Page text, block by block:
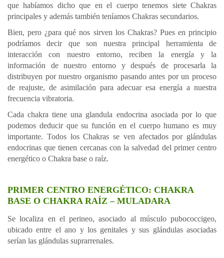
que habíamos dicho que en el cuerpo tenemos siete Chakras
principales y además también teníamos Chakras secundarios.
Bien, pero ¿para qué nos sirven los Chakras? Pues en principio
podríamos decir que son nuestra principal herramienta de
interacción con nuestro entorno, reciben la energía y la
información de nuestro entorno y después de procesarla la
distribuyen por nuestro organismo pasando antes por un proceso
de reajuste, de asimilación para adecuar esa energía a nuestra
frecuencia vibratoria.
Cada chakra tiene una glandula endocrina asociada por lo que
podemos deducir que su función en el cuerpo humano es muy
importante. Todos los Chakras se ven afectados por glándulas
endocrinas que tienen cercanas con la salvedad del primer centro
energético o Chakra base o raíz.
PRIMER CENTRO ENERGÉTICO: CHAKRA
BASE O CHAKRA RAÍZ – MULADARA
Se localiza en el perineo, asociado al músculo pubococcigeo,
ubicado entre el ano y los genitales y sus glándulas asociadas
serían las glándulas suprarrenales.